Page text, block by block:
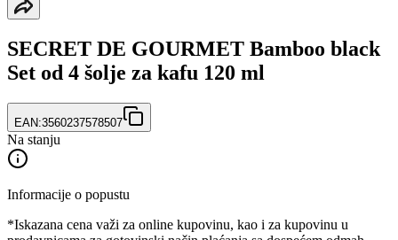
SECRET DE GOURMET Bamboo black
Set od 4 šolje za kafu 120 ml
EAN:3560237578507
Na stanju
Informacije o popustu
*Iskazana cena važi za online kupovinu, kao i za kupovinu u